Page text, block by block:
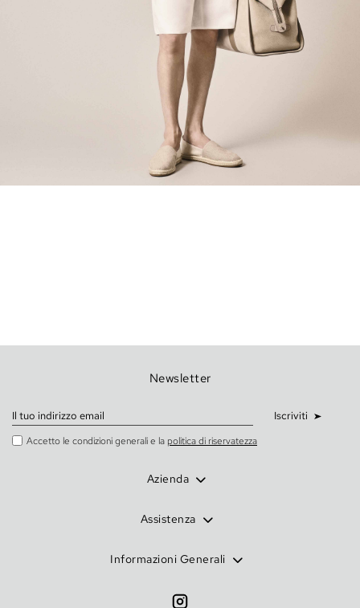
Newsletter
Iscriviti
Accetto le condizioni generali e la politica di riservatezza
Azienda
Assistenza
Informazioni Generali